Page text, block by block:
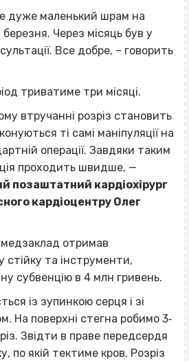
дуже маленький шрам на
Через місяць був у
Все добре, – говорить
триватиме три місяці.
втручанні розріз становить
ті самі маніпуляції на
операції. Завдяки таким
проходить швидше, —
позаштатний кардіохірург
кардіоцентру Олег
отримав
стійку та інструменти,
субвенцію в 4 млн гривень.
із зупинкою серця і зі
На поверхні стегна робимо 3‐
Звідти в праве передсердя
по якій тектиме кров. Розріз